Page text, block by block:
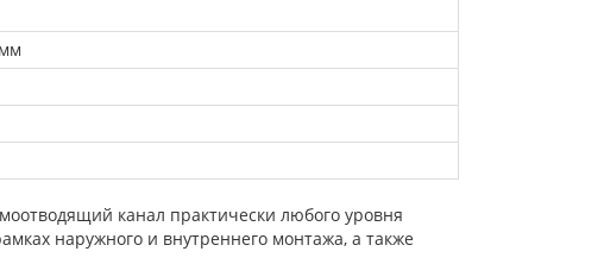
канал практически любого уровня
наружного и внутреннего монтажа, а также